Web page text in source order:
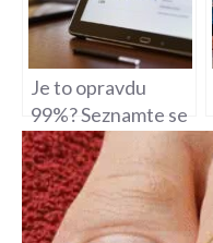
Je to opravdu
99%? Seznamte se
s nejnovějšími
statistikami!